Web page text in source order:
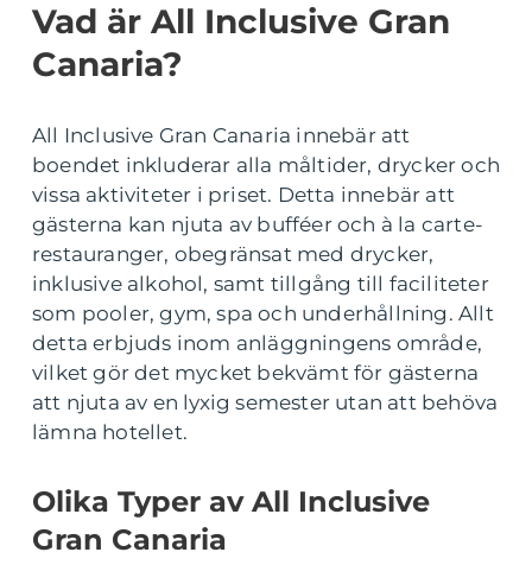
Vad är All Inclusive Gran
Canaria?
All Inclusive Gran Canaria innebär att
boendet inkluderar alla måltider, drycker och
vissa aktiviteter i priset. Detta innebär att
gästerna kan njuta av bufféer och à la carte-
restauranger, obegränsat med drycker,
inklusive alkohol, samt tillgång till faciliteter
som pooler, gym, spa och underhållning. Allt
detta erbjuds inom anläggningens område,
vilket gör det mycket bekvämt för gästerna
att njuta av en lyxig semester utan att behöva
lämna hotellet.
Olika Typer av All Inclusive
Gran Canaria